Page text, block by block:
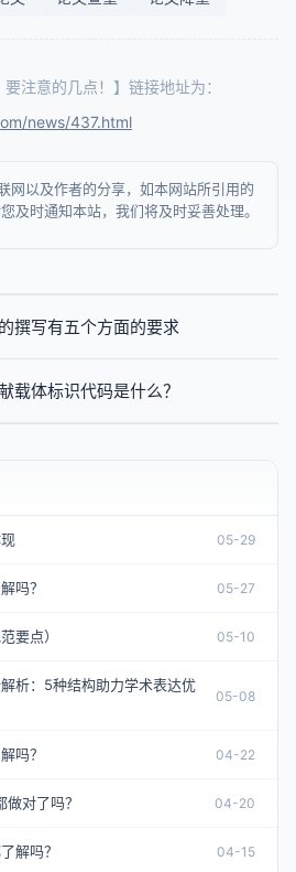
注意的几点！】链接地址为：
news/437.html
网以及作者的分享，如本网站所引用的
及时通知本站，我们将及时妥善处理。
撰写有五个方面的要求
载体标识代码是什么？
05-29
吗？ 05-27
要点） 05-10
析：5种结构助力学术表达优
05-08
吗？ 04-22
对了吗？ 04-20
解吗？ 04-15